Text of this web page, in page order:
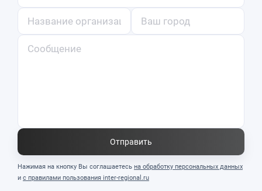
Отправить
Нажимая на кнопку Вы соглашаетесь на обработку персональных данных
и с правилами пользования inter-regional.ru